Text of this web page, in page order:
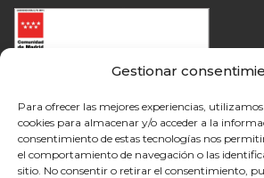
Gestionar
Para ofrecer las mejores experiencias,
cookies para almacenar y/o acceder a la
consentimiento de estas tecnologías nos
el comportamiento de navegación o las
sitio. No consentir o retirar el consentimiento,